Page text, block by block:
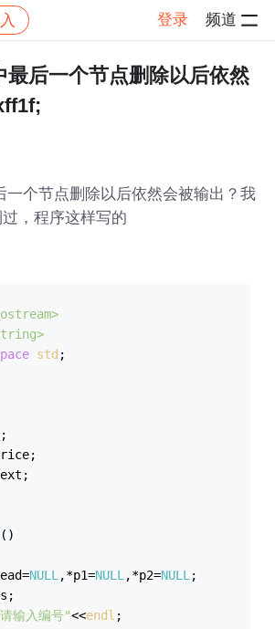
登录 频道
帖子详情
最后一个节点删除以后依然
一个节点删除以后依然会被输出？我
，程序这样写的
std ;
()
NULL ,*p1=NULL ,*p2=NULL ;
s;
输入编号"<<endl ;